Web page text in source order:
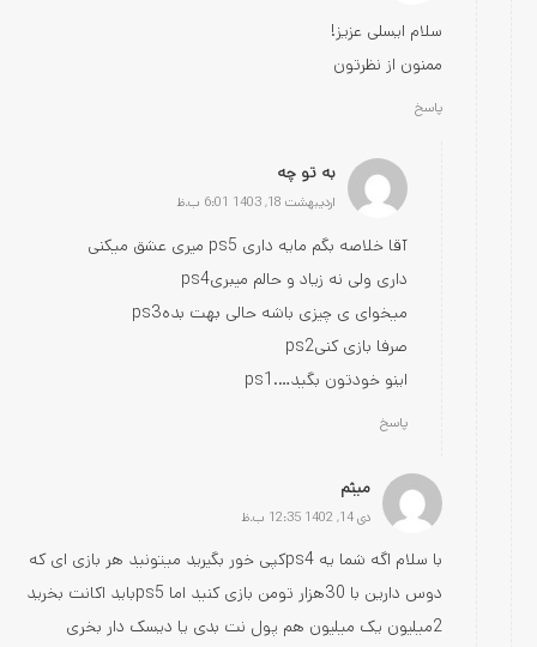
سلام ایسلی عزیز!
ممنون از نظرتون
پاسخ
به تو چه
اردیبهشت 18, 1403 6:01 ب.ظ
آقا خلاصه بگم مایه داری ps5 میری عشق میکنی
داری ولی نه زیاد و حالم میبریps4
میخوای ی چیزی باشه حالی بهت بدهps3
صرفا بازی کنیps2
اینو خودتون بگید….ps1
پاسخ
میثم
دی 14, 1402 12:35 ب.ظ
با سلام اگه شما یه ps4کپی خور بگیرید میتونید هر بازی ای که
دوس دارین با 30هزار تومن بازی کنید اما ps5باید اکانت بخرید
2میلیون یک میلیون هم پول نت بدی یا دیسک دار بخری